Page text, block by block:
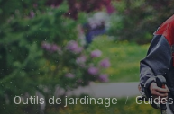
Outils de jardinage